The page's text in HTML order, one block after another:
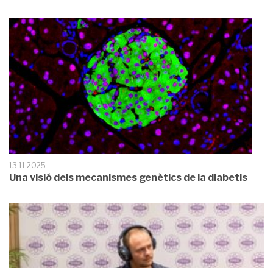
13.11.2025
Una visió dels mecanismes genètics de la diabetis